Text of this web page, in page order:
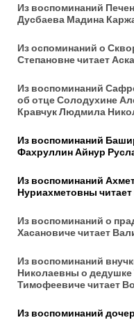
Из воспоминаний
Дусбаева Мадина
Из оспоминаний о
Степановнечитает
Из воспоминаний
об отце Солодухине
Кравчук Людмила
Из воспоминаний
Фахруллин Айнур
Из воспоминаний
Нуриахметовны
Из воспоминаний о
Хасановичечитает
Из воспоминаний
Николаевны о
Тимофеевичечитает
Из воспоминаний